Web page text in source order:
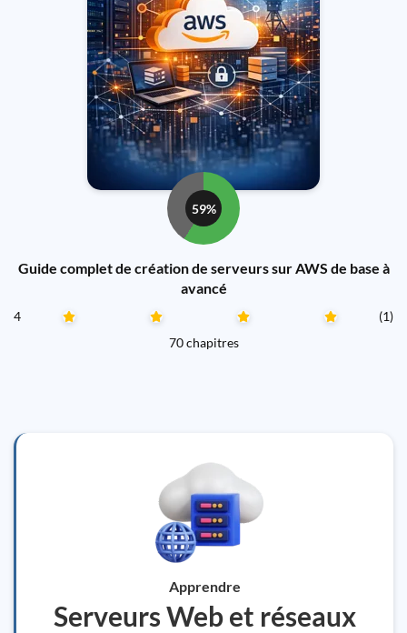
59%
Guide complet de création de serveurs sur AWS de base à
avancé
4
(1)
70 chapitres
Apprendre
Serveurs Web et réseaux